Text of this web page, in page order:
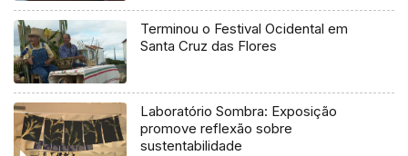
Terminou o Festival Ocidental em
Santa Cruz das Flores
Laboratório Sombra: Exposição
promove reflexão sobre
sustentabilidade